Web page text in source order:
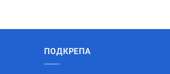
ПОДКРЕПА